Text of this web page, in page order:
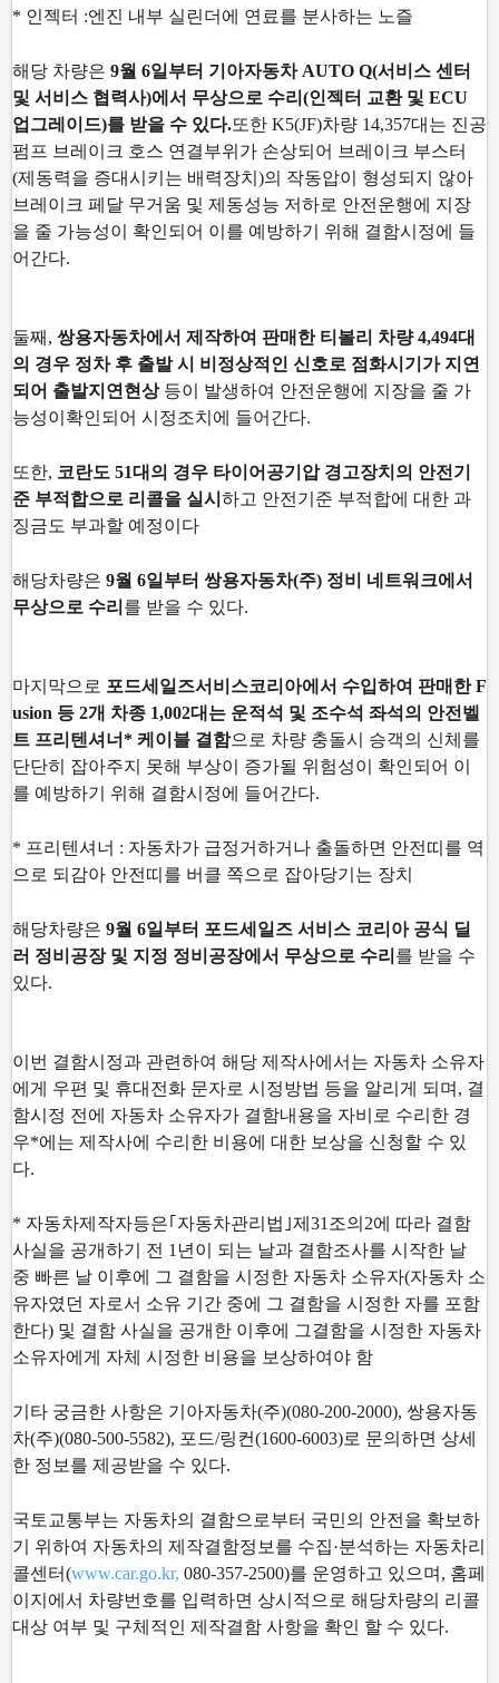
* 인젝터 :엔진 내부 실린더에 연료를 분사하는 노즐
해당 차량은 9월 6일부터 기아자동차 AUTO Q(서비스 센터
및 서비스 협력사)에서 무상으로 수리(인젝터 교환 및 ECU
업그레이드)를 받을 수 있다.또한 K5(JF)차량 14,357대는 진공
펌프 브레이크 호스 연결부위가 손상되어 브레이크 부스터
(제 동력을 증대시키는 배력장치)의 작동압이 형성되지 않아
브레이크 페달 무거움 및 제동성능 저하로 안전운행에 지장
을 줄 가능성이 확인되어 이를 예방하기 위해 결함시정에 들
어간다.
둘째, 쌍용자동차에서 제작하여 판매한 티볼리 차량 4,494대
의 경우 정차 후 출발 시 비정상적 인 신호로 점화시기가 지연
되어 출발지연현상등이 발생하여 안전운행에 지장을 줄 가
능성이 확인되어 시정조치에 들어간다.
또한, 코란도 51대의 경우 타이어공기압 경고장치의 안전기
준 부적합으로 리콜을 실시 하고 안전기준 부적합에 대한 과
징금도 부과할 예정이다
해당차량은 9월 6일부터 쌍용자동차(주) 정비 네트워크에서
무상으로 수리 를 받을 수 있다.
마지막으로 포드세일즈서비스코리아에서 수입하여 판매한 F
usion 등 2개 차종 1,002대는 운적 석 및 조수석 좌석의 안전벨
트 프리텐셔너* 케이블 결함으로 차량 충돌시 승객의 신체를
단단히 잡아주지 못해 부상이 증가될 위험성이 확인되어 이
를 예방하기 위해 결함시정에 들어간다.
* 프리텐셔너 : 자동차가 급정거하거나 출돌하면 안전띠를 역
으로 되감아 안전띠를 버클 쪽으 로 잡아당기는 장치
해당차량은 9월 6일부터 포드세일즈 서비스 코리아 공식 딜
러 정비공장 및 지정 정비공장에서 무상으로 수리 를 받을 수
있다.
이번 결함시정과 관련하여 해당 제작사에서는 자동차 소유자
에게 우편 및 휴대전화 문자로 시 정방법 등을 알리게 되며, 결
함시정 전에 자동차 소유자가 결함내용을 자비로 수리한 경
우*에 는 제작사에 수리한 비용에 대한 보상을 신청할 수 있
다.
* 자동차제작자등은｢자동차관리법｣제31조의2에 따라 결함
사실을 공개하기 전 1년이 되는 날과 결함조사를 시작한 날
중 빠른 날 이후에 그 결함을 시정한 자동차 소유자(자동차 소
유자였 던 자로서 소유 기간 중에 그 결함을 시정한 자를 포함
한다) 및 결함 사실을 공개한 이후에 그결함을 시정한 자동차
소유자에게 자체 시정한 비용을 보상하여야 함
기타 궁금한 사항은 기아자동차(주)(080-200-2000), 쌍용자동
차(주)(080-500-5582), 포드/링컨(1600-6003)로 문의하면 상세
한 정보를 제공받을 수 있다.
국토교통부는 자동차의 결함으로부터 국민의 안전을 확보하
기 위하여 자동차의 제작결함정보 를 수집·분석하는 자동차리
콜센터(www.car.go.kr, 080-357-2500)를 운영하고 있으며, 홈페
이 지에서 차량번호를 입력하면 상시적으로 해당차량의 리콜
대상 여부 및 구체적인 제작결함 사항을 확인 할 수 있다.